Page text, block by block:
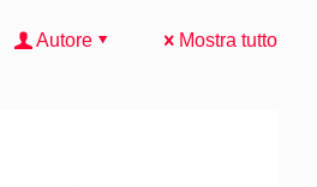
Autore Mostra tutto